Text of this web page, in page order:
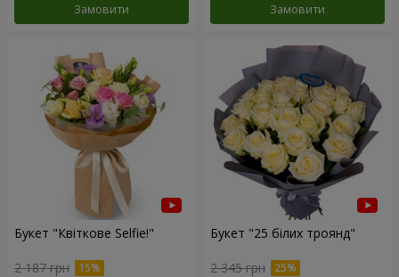
Замовити Замовити
Букет "Квіткове Selfie!"
2 187 грн
Букет "25 білих троянд"
2 345 грн